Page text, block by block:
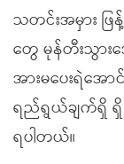
သတင်းအမှား ဖ
တွေ မုန်တီးသွား
အားမပေးရဲ‌အ
ရည်ရွယ်ချက်ရှိ ရှိ
ရပါတယ်။